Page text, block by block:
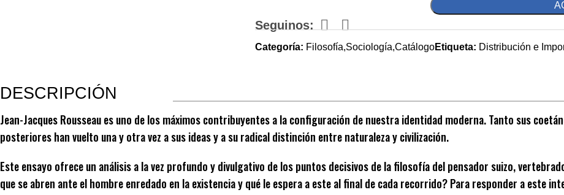
Seguinos:
Categoría: Filosofía,Sociología,CatálogoEtiqueta: Distribución e
DESCRIPCIÓN
Jean-Jacques Rousseau es uno de los máximos contribuyentes a la configuración de nuestra identidad moderna. Tanto sus
posteriores han vuelto una y otra vez a sus ideas y a su radical distinción entre naturaleza y civilización.
Este ensayo ofrece un análisis a la vez profundo y divulgativo de los puntos decisivos de la filosofía del pensador suizo,
que se abren ante el hombre enredado en la existencia y qué le espera a este al final de cada recorrido? Para responder a este